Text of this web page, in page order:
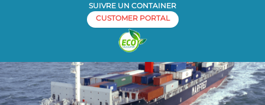
SUIVRE UN CONTAINER
CUSTOMER PORTAL
Marfret Guyane
Marfret Guyane